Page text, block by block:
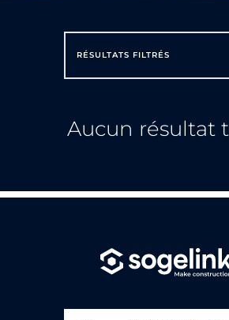
RÉSULTATS FILTRÉS
Aucun résultat